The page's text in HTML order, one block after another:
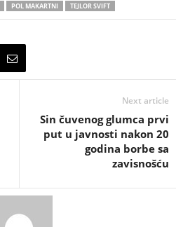
POL MAKARTNI TEJLOR SVIFT
Next article
Sin čuvenog glumca prvi
put u javnosti nakon 20
godina borbe sa
zavisnošću